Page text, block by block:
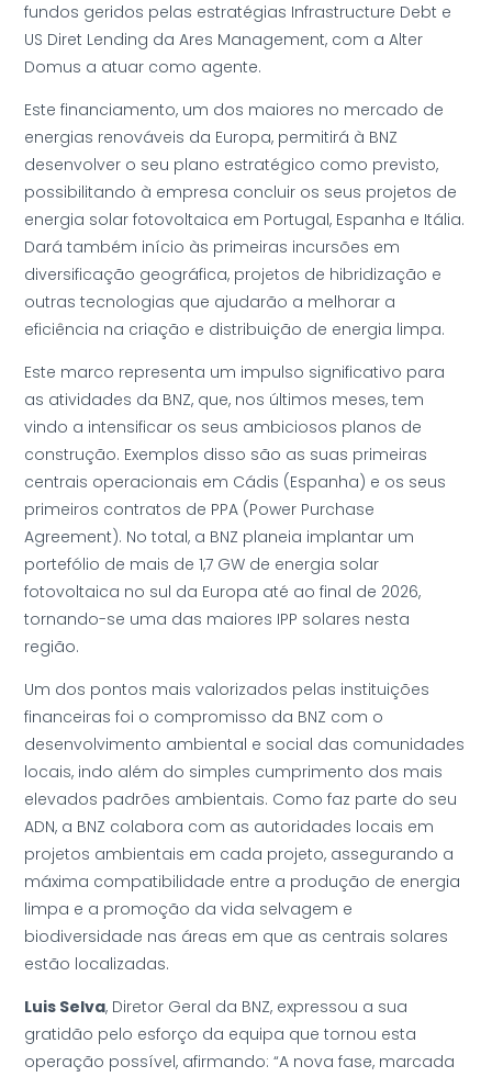
fundos geridos pelas estratégias Infrastructure Debt e
US Diret Lending da Ares Management, com a Alter
Domus a atuar como agente.
Este financiamento, um dos maiores no mercado de
energias renováveis da Europa, permitirá à BNZ
desenvolver o seu plano estratégico como previsto,
possibilitando à empresa concluir os seus projetos de
energia solar fotovoltaica em Portugal, Espanha e Itália.
Dará também início às primeiras incursões em
diversificação geográfica, projetos de hibridização e
outras tecnologias que ajudarão a melhorar a
eficiência na criação e distribuição de energia limpa.
Este marco representa um impulso significativo para
as atividades da BNZ, que, nos últimos meses, tem
vindo a intensificar os seus ambiciosos planos de
construção. Exemplos disso são as suas primeiras
centrais operacionais em Cádis (Espanha) e os seus
primeiros contratos de PPA (Power Purchase
Agreement). No total, a BNZ planeia implantar um
portefólio de mais de 1,7 GW de energia solar
fotovoltaica no sul da Europa até ao final de 2026,
tornando-se uma das maiores IPP solares nesta
região.
Um dos pontos mais valorizados pelas instituições
financeiras foi o compromisso da BNZ com o
desenvolvimento ambiental e social das comunidades
locais, indo além do simples cumprimento dos mais
elevados padrões ambientais. Como faz parte do seu
ADN, a BNZ colabora com as autoridades locais em
projetos ambientais em cada projeto, assegurando a
máxima compatibilidade entre a produção de energia
limpa e a promoção da vida selvagem e
biodiversidade nas áreas em que as centrais solares
estão localizadas.
Luis Selva, Diretor Geral da BNZ, expressou a sua
gratidão pelo esforço da equipa que tornou esta
operação possível, afirmando: “A nova fase, marcada